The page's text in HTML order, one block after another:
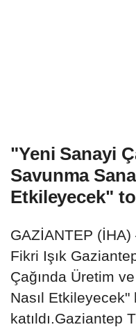
"Yeni Sanayi
Savunma
Etkileyecek"
GAZİANTEP
Fikri Işık
Çağında Üretim
Nasıl Etkileyecek"
katıldı.Gaziantep